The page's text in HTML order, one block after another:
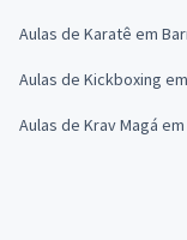
Aulas de Karatê em
Aulas de Kickboxing
Aulas de Krav Magá